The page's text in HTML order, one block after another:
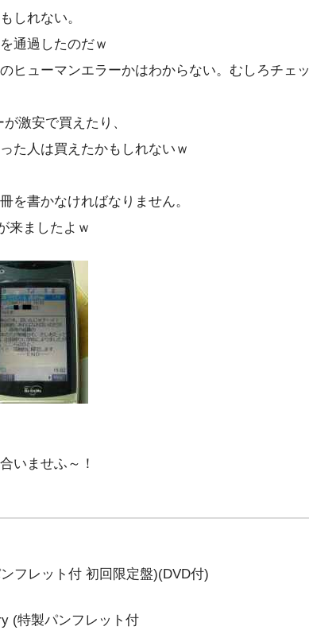
しれない。
通過したのだｗ
ヒューマンエラーかはわからない。むしろチェッ
激安で買えたり、
た人は買えたかもしれないｗ
を書かなければなりません。
来ましたよｗ
いませふ～！
(特製パンフレット付